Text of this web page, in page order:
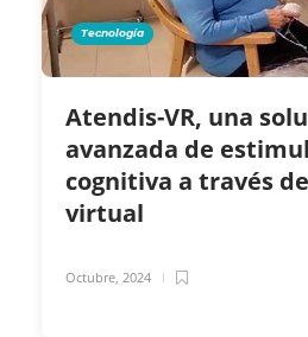
Tecnología
Atendis-VR, una
avanzada de
cognitiva a través
virtual
Octubre, 2024